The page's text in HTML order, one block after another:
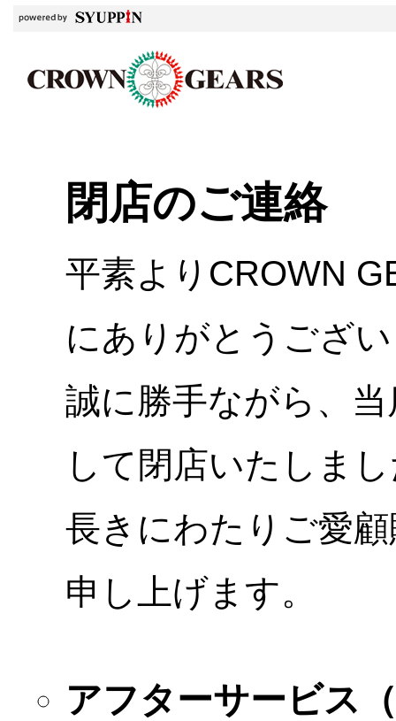
閉店のご連絡
平素よりCROWN
にありがとうござ
誠に勝手ながら、
して閉店いたしま
長きにわたりご愛
申し上げます。
アフターサービス